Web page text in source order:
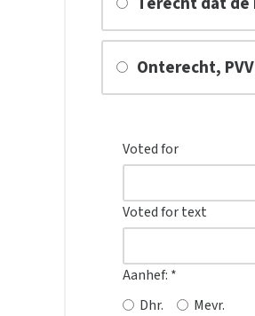
Onterecht,
Voted for
Voted for text
Aanhef: *
Dhr.
Mevr.